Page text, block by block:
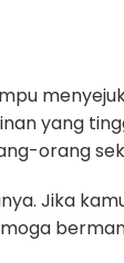
yang
orang
Jika